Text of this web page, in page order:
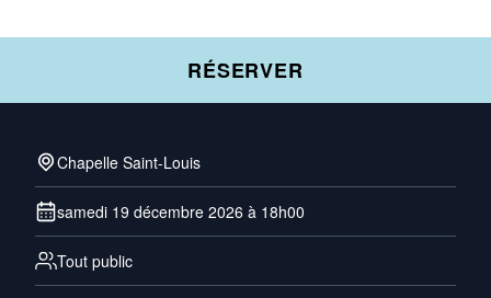
RÉSERVER
Chapelle Saint-Louis
samedi 19 décembre 2026 à 18h00
Tout public